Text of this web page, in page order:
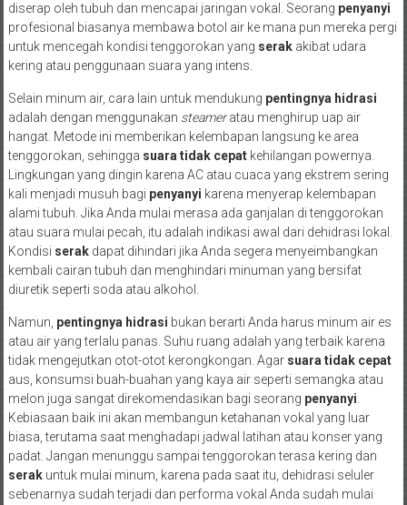
diserap oleh tubuh dan mencapai jaringan vokal. Seorang penyanyi
profesional biasanya membawa botol air ke mana pun mereka pergi
untuk mencegah kondisi tenggorokan yang serakakibat udara
kering atau penggunaan suara yang intens.
Selain minum air, cara lain untuk mendukung pentingnya hidrasi
adalah dengan menggunakan steameratau menghirup uap air
hangat. Metode ini memberikan kelembapan langsung ke area
tenggorokan, sehingga suara tidak cepatkehilangan powernya.
Lingkungan yang dingin karena AC atau cuaca yang ekstrem sering
kali menjadi musuh bagi penyanyi karena menyerap kelembapan
alami tubuh. Jika Anda mulai merasa ada ganjalan di tenggorokan
atau suara mulai pecah, itu adalah indikasi awal dari dehidrasi lokal.
Kondisi serakdapat dihindari jika Anda segera menyeimbangkan
kembali cairan tubuh dan menghindari minuman yang bersifat
diuretik seperti soda atau alkohol.
Namun, pentingnya hidrasi bukan berarti Anda harus minum air es
atau air yang terlalu panas. Suhu ruang adalah yang terbaik karena
tidak mengejutkan otot-otot kerongkongan. Agar suara tidak cepat
aus, konsumsi buah-buahan yang kaya air seperti semangka atau
melon juga sangat direkomendasikan bagi seorang penyanyi
Kebiasaan baik ini akan membangun ketahanan vokal yang luar
biasa, terutama saat menghadapi jadwal latihan atau konser yang
padat. Jangan menunggu sampai tenggorokan terasa kering dan
serakuntuk mulai minum, karena pada saat itu, dehidrasi seluler
sebenarnya sudah terjadi dan performa vokal Anda sudah mulai